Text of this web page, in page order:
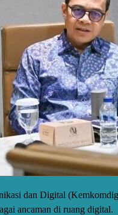
dan Digital
ancaman di ruang digital.